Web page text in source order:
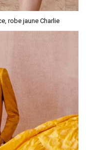
robe jaune Charlie